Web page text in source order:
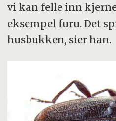
vi kan felle inn
eksempel furu. Det
husbukken, sier han.